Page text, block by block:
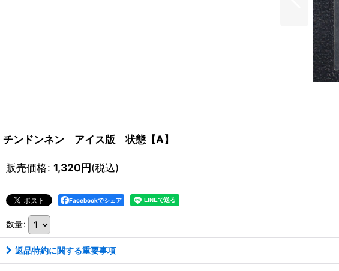
チンドンネン アイス版 状態【A】
販売価格: 1,320円(税込)
Facebookでシェア
数量:
返品特約に関する重要事項